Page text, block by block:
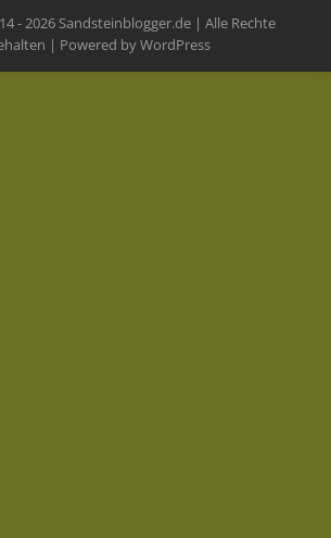
- 2026 Sandsteinblogger.de | Alle Rechte
| Powered by WordPress